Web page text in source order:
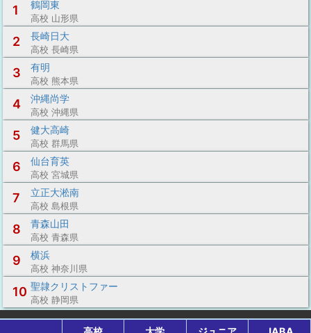
1
鶴岡東
高校 山形県
2 長崎日大
高校 長崎県
3 有明
高校 熊本県
4 沖縄尚学
高校 沖縄県
5 健大高崎
高校 群馬県
6 仙台育英
高校 宮城県
7 立正大淞南
高校 島根県
8 青森山田
高校 青森県
9 横浜
高校 神奈川県
10 聖隷クリストファー
高校 静岡県